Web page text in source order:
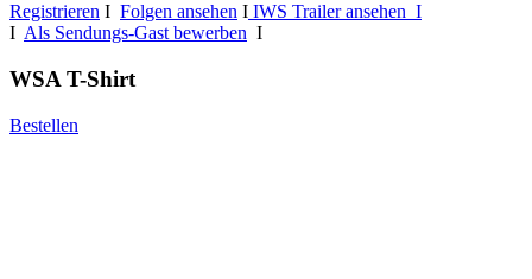
Registrieren I Folgen ansehen I IWS Trailer ansehen I
I Als Sendungs-Gast bewerben I
WSA T-Shirt
Bestellen